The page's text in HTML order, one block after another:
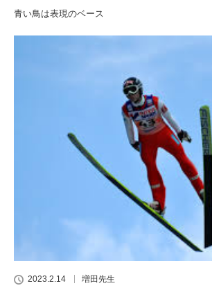
青い鳥は表現のベース
2023.2.14 増田先生